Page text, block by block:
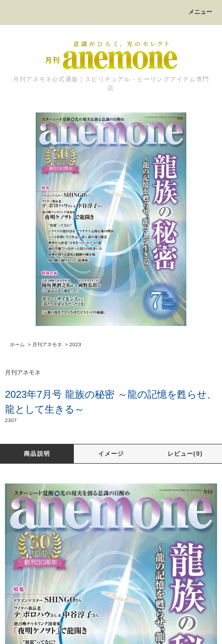
メニュー
月刊アネモネ公式通販｜スピリチュアル・ヒーリングアイテム専門
店
ホーム > 月刊アネモネ > 2023
月刊アネモネ
2023年7月号 龍族の秘密 ～龍の記憶を甦らせ、
龍として生きる～
2307
商品説明 イメージ レビュー(0)